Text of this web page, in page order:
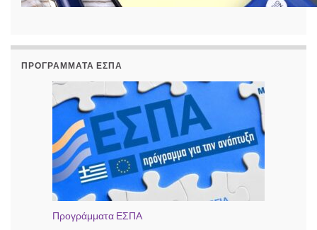
ΠΡΟΓΡΆΜΜΑΤΑ ΕΣΠΑ
Προγράμματα ΕΣΠΑ